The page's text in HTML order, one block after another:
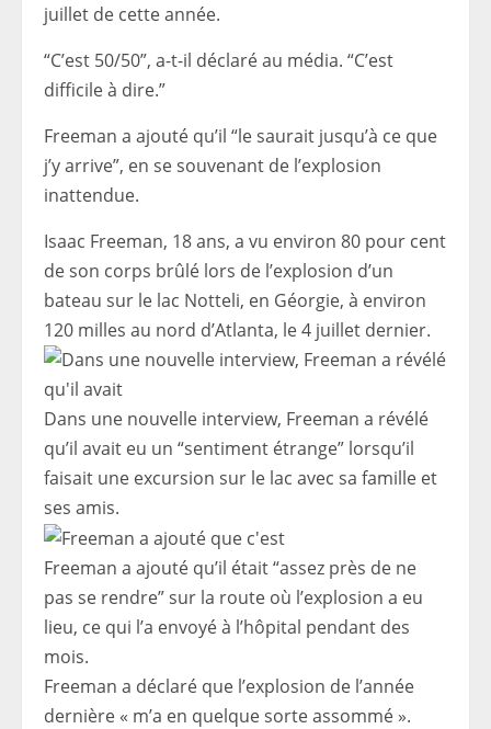
juillet de cette année.
“C’est 50/50”, a-t-il déclaré au média. “C’est
difficile à dire.”
Freeman a ajouté qu’il “le saurait jusqu’à ce que
j’y arrive”, en se souvenant de l’explosion
inattendue.
Isaac Freeman, 18 ans, a vu environ 80 pour cent
de son corps brûlé lors de l’explosion d’un
bateau sur le lac Notteli, en Géorgie, à environ
120 milles au nord d’Atlanta, le 4 juillet dernier.
Dans une nouvelle interview, Freeman a révélé
qu’il avait eu un “sentiment étrange” lorsqu’il
faisait une excursion sur le lac avec sa famille et
ses amis.
Freeman a ajouté qu’il était “assez près de ne
pas se rendre” sur la route où l’explosion a eu
lieu, ce qui l’a envoyé à l’hôpital pendant des
mois.
Freeman a déclaré que l’explosion de l’année
dernière « m’a en quelque sorte assommé ».